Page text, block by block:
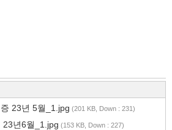
23년 5월_1.jpg (201 KB, Down : 231)
년6월_1.jpg (153 KB, Down : 227)